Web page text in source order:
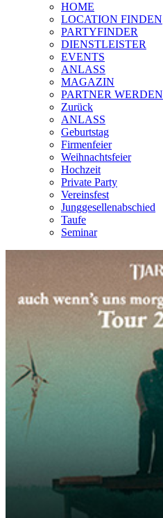
HOME
LOCATION FINDEN
PARTYFINDER
DIENSTLEISTER
EVENTS
ANLASS
MAGAZIN
PARTNER WERDEN
Zurück
ANLASS
Geburtstag
Firmenfeier
Weihnachtsfeier
Hochzeit
Private Party
Vereinsfest
Junggesellenabschied
Taufe
Seminar